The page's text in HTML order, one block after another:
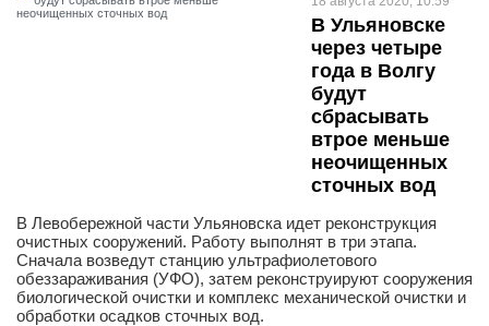
В Ульяновске
через четыре
года в Волгу
будут
сбрасывать
втрое меньше
неочищенных
сточных вод
В Левобережной части Ульяновска идет реконструкция
очистных сооружений. Работу выполнят в три этапа.
Сначала возведут станцию ультрафиолетового
обеззараживания (УФО), затем реконструируют сооружения
биологической очистки и комплекс механической очистки и
обработки осадков сточных вод.